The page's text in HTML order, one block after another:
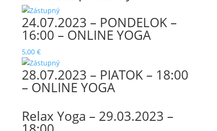
18:00
-
ONLINE
YOGA
24.07.2023 – PONDELOK –
16:00 – ONLINE YOGA
5,00 €
28.07.2023 – PIATOK – 18:00
– ONLINE YOGA
Relax Yoga – 29.03.2023 –